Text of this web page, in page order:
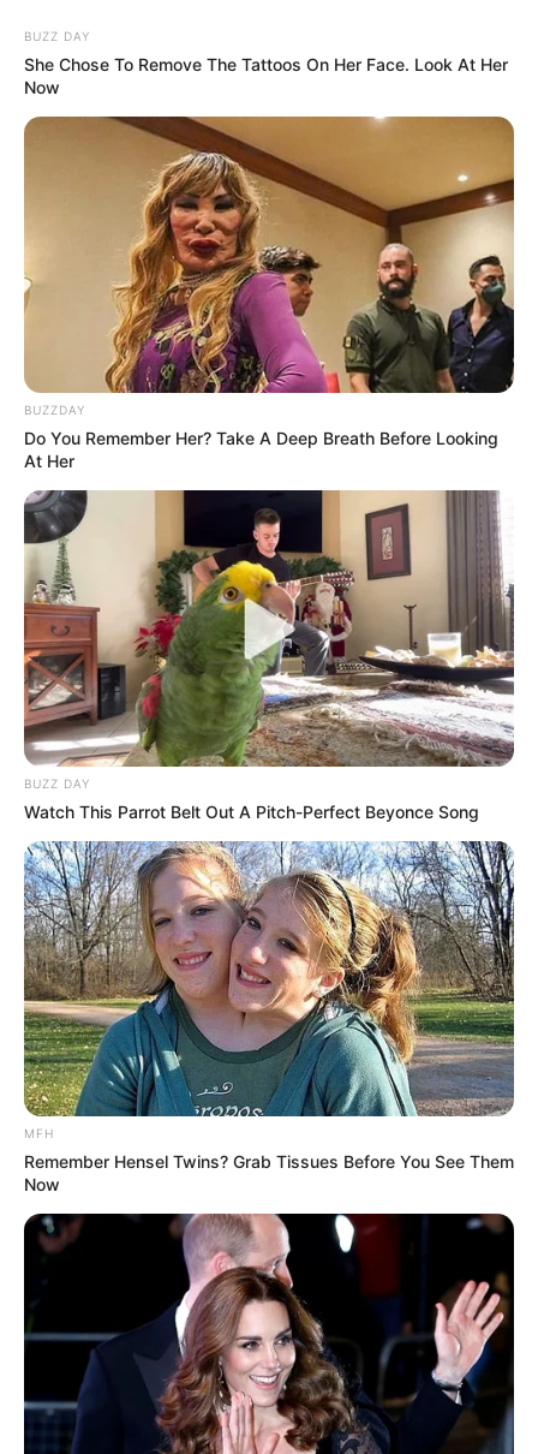
BUZZ DAY
She Chose To Remove The Tattoos On Her Face. Look At Her
Now
BUZZDAY
Do You Remember Her? Take A Deep Breath Before Looking
At Her
BUZZ DAY
Watch This Parrot Belt Out A Pitch-Perfect Beyonce Song
MFH
Remember Hensel Twins? Grab Tissues Before You See Them
Now